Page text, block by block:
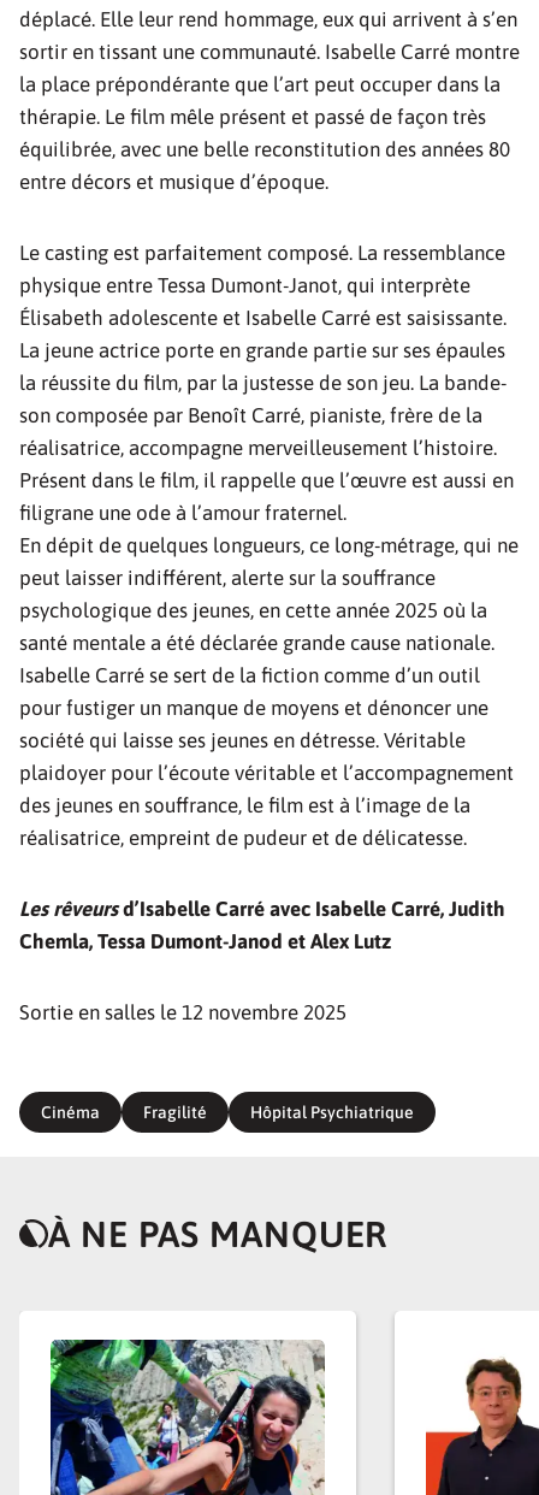
déplacé. Elle leur rend hommage, eux qui arrivent à s’en
sortir en tissant une communauté. Isabelle Carré montre
la place prépondérante que l’art peut occuper dans la
thérapie. Le film mêle présent et passé de façon très
équilibrée, avec une belle reconstitution des années 80
entre décors et musique d’époque.
Le casting est parfaitement composé. La ressemblance
physique entre Tessa Dumont-Janot, qui interprète
Élisabeth adolescente et Isabelle Carré est saisissante.
La jeune actrice porte en grande partie sur ses épaules
la réussite du film, par la justesse de son jeu. La bande-
son composée par Benoît Carré, pianiste, frère de la
réalisatrice, accompagne merveilleusement l’histoire.
Présent dans le film, il rappelle que l’œuvre est aussi en
filigrane une ode à l’amour fraternel.
En dépit de quelques longueurs, ce long-métrage, qui ne
peut laisser indifférent, alerte sur la souffrance
psychologique des jeunes, en cette année 2025 où la
santé mentale a été déclarée grande cause nationale.
Isabelle Carré se sert de la fiction comme d’un outil
pour fustiger un manque de moyens et dénoncer une
société qui laisse ses jeunes en détresse. Véritable
plaidoyer pour l’écoute véritable et l’accompagnement
des jeunes en souffrance, le film est à l’image de la
réalisatrice, empreint de pudeur et de délicatesse.
Les rêveursd’Isabelle Carré avec Isabelle Carré, Judith
Chemla, Tessa Dumont-Janod et Alex Lutz
Sortie en salles le 12 novembre 2025
Cinéma Fragilité Hôpital Psychiatrique
À NE PAS MANQUER